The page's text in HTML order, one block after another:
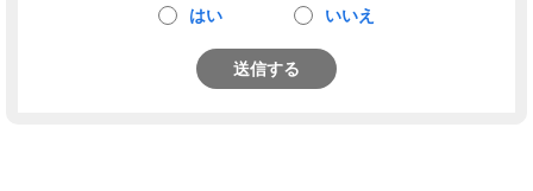
はい いいえ
送信する